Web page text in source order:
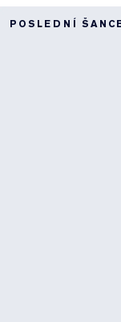
POSLEDNÍ